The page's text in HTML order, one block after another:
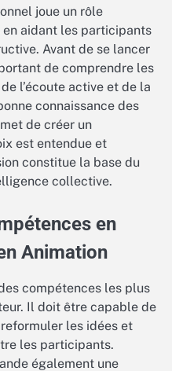
joue un rôle
aidant les participants
Avant de se lancer
de comprendre les
l’écoute active et de la
connaissance des
de créer un
est entendue et
constitue la base du
collective.
en
Animation
compétences les plus
Il doit être capable de
les idées et
les participants.
également une